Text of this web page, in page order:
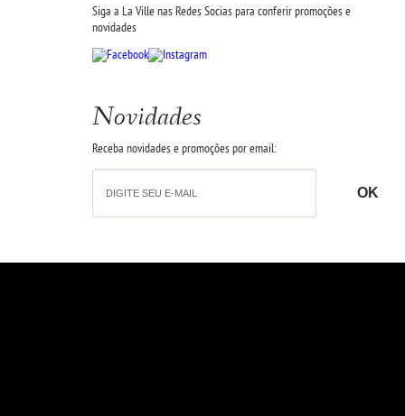
Siga a La Ville nas Redes Socias para conferir promoções e
novidades
Novidades
Receba novidades e promoções por email: